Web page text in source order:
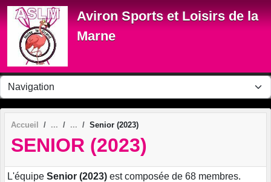
Aviron Sports et Loisirs de la
Marne
Accueil Senior (2023)
SENIOR (2023)
L'équipe Senior (2023) est composée de 68 membres.
Panneau de gestion des cookies